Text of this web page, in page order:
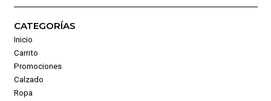
CATEGORÍAS
Inicio
Carrito
Promociones
Calzado
Ropa